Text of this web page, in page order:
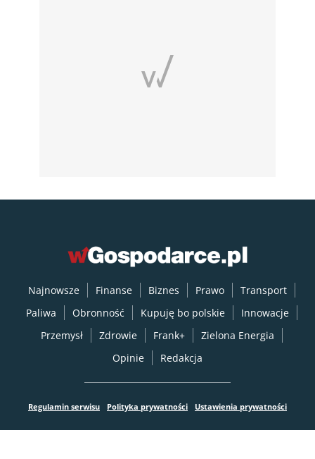
Najnowsze Finanse Biznes Prawo
Transport
Paliwa
Obronność Kupuję bo polskie
Innowacje
Przemysł
Zdrowie Frank+
Zielona Energia
Opinie
Redakcja
Regulamin serwisu Polityka prywatności Ustawienia prywatności